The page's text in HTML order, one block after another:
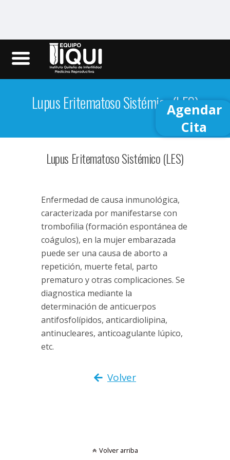
Iqui.ec
Lupus Eritematoso Sistémico (LES)
Lupus Eritematoso Sistémico (LES)
Enfermedad de causa inmunológica,
caracterizada por manifestarse con
trombofilia (formación espontánea de
coágulos), en la mujer embarazada
puede ser una causa de aborto a
repetición, muerte fetal, parto
prematuro y otras complicaciones. Se
diagnostica mediante la
determinación de anticuerpos
antifosfolípidos, anticardiolipina,
antinucleares, anticoagulante lúpico,
etc.
Volver
Volver arriba
Agendar
Cita